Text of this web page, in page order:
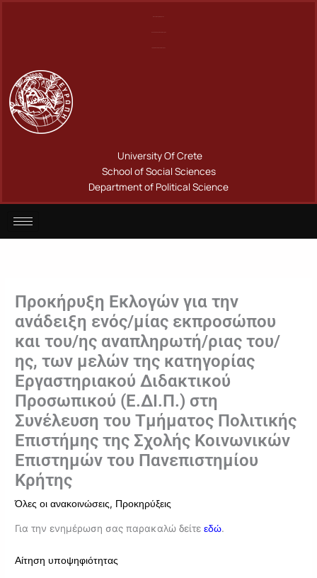
University Of Crete
School of Social Sciences
Department of Political Science
Προκήρυξη Εκλογών για την
ανάδειξη ενός/μίας εκπροσώπου
και του/ης αναπληρωτή/ριας του/
ης, των μελών της κατηγορίας
Εργαστηριακού Διδακτικού
Προσωπικού (Ε.ΔΙ.Π.) στη
Συνέλευση του Τμήματος Πολιτικής
Επιστήμης της Σχολής Κοινωνικών
Επιστημών του Πανεπιστημίου
Κρήτης
Όλες οι ανακοινώσεις, Προκηρύξεις
Για την ενημέρωση σας παρακαλώ δείτεεδώ.
Αίτηση υποψηφιότητας